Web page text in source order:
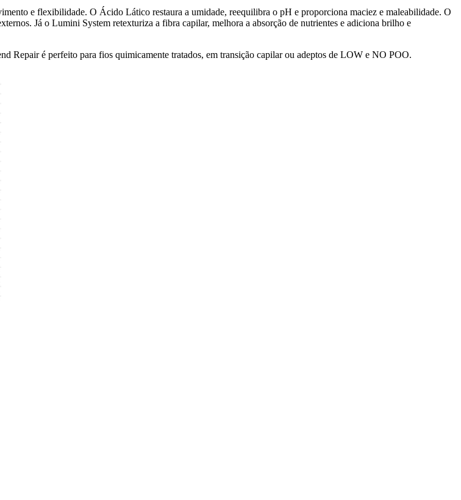
e flexibilidade. O Ácido Lático restaura a umidade, reequilibra o pH e proporciona maciez e maleabilidade. O
Já o Lumini System retexturiza a fibra capilar, melhora a absorção de nutrientes e adiciona brilho e
Repair é perfeito para fios quimicamente tratados, em transição capilar ou adeptos de LOW e NO POO.